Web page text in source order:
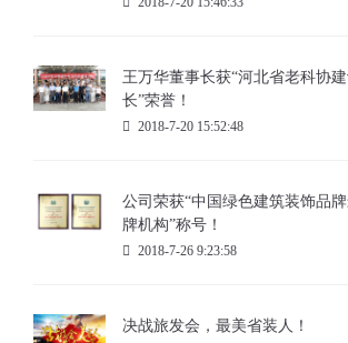
王万华董事长获“河北省老科协
长”荣誉！
2018-7-20 15:52:48
公司荣获“中国绿色建筑装饰品
牌机构”称号！
2018-7-26 9:23:58
决战旅发会，最美省装人！